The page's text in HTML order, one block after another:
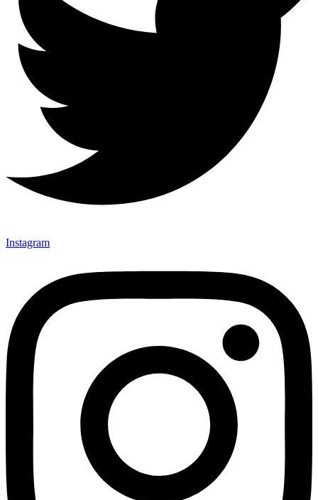
Instagram